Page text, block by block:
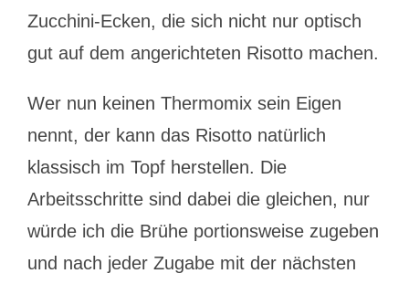
Zucchini-Ecken, die sich nicht nur optisch
gut auf dem angerichteten Risotto machen.
Wer nun keinen Thermomix sein Eigen
nennt, der kann das Risotto natürlich
klassisch im Topf herstellen. Die
Arbeitsschritte sind dabei die gleichen, nur
würde ich die Brühe portionsweise zugeben
und nach jeder Zugabe mit der nächsten